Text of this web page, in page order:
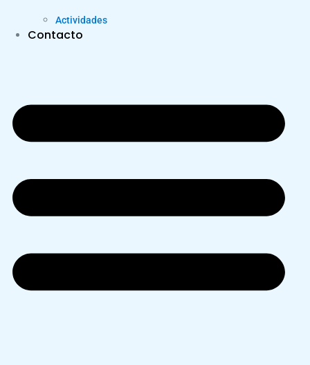
Actividades
Contacto